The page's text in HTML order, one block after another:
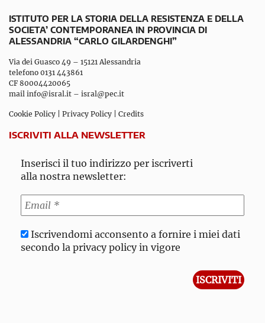
ISTITUTO PER LA STORIA DELLA RESISTENZA E DELLA
SOCIETA’ CONTEMPORANEA IN PROVINCIA DI
ALESSANDRIA “CARLO GILARDENGHI”
Via dei Guasco 49 – 15121 Alessandria
telefono 0131 443861
CF 80004420065
mail info@isral.it – isral@pec.it
Cookie Policy Privacy Policy Credits
ISCRIVITI ALLA NEWSLETTER
Inserisci il tuo indirizzo per iscriverti
alla nostra newsletter:
Iscrivendomi acconsento a fornire i miei dati
secondo la privacy policy in vigore